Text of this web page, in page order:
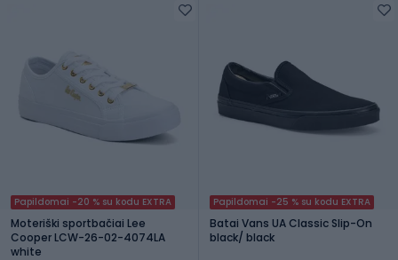
Papildomai -20 % su kodu EXTRA
Moteriški sportbačiai Lee
Cooper LCW-26-02-4074LA
white
Papildomai -25 % su kodu EXTRA
Batai Vans UA Classic Slip-On
black/ black